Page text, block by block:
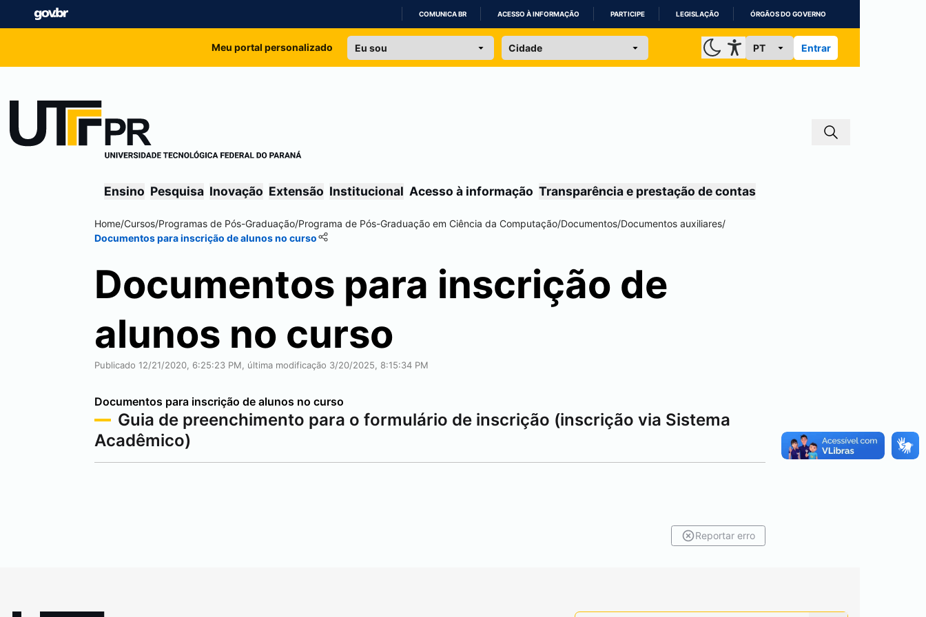
IR
COMUNICA BR ACESSO À INFORMAÇÃO PARTICIPE LEGISLAÇÃO ÓRGÃOS DO GOVERNO
Meu portal personalizado Entrar
Ensino Pesquisa Inovação Extensão Institucional Acesso à informação Transparência e prestação de contas
Home/Cursos/Programas de Pós-Graduação/Programa de Pós-Graduação em Ciência da Computação/Documentos/Documentos auxiliares/
Documentos para inscrição de alunos no curso
Documentos para inscrição de
alunos no curso
Publicado 12/21/2020, 6:25:23 PM, última modificação 3/20/2025, 8:15:34 PM
Documentos para inscrição de alunos no curso
Guia de preenchimento para o formulário de inscrição (inscrição via Sistema
Acadêmico)
Reportar erro